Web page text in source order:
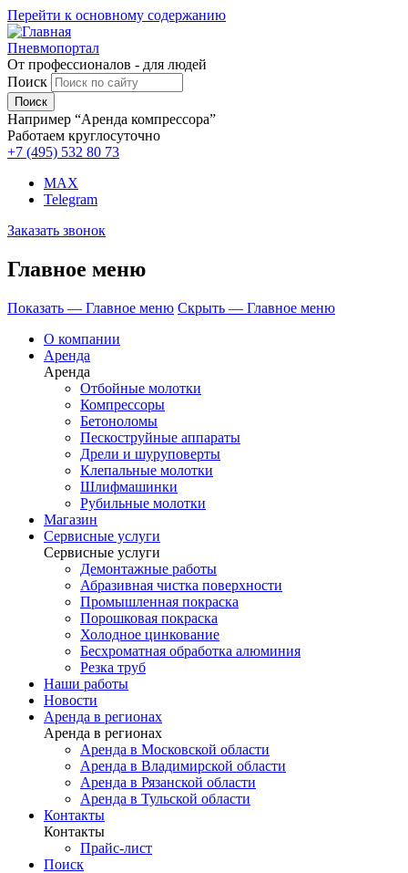
Перейти к основному содержанию
Пневмопортал
От профессионалов - для людей
Поиск
Например “Аренда компрессора”
Работаем круглосуточно
+7 (495) 532 80 73
MAX
Telegram
Заказать звонок
Главное меню
Показать — Главное меню Скрыть — Главное меню
О компании
Аренда
Аренда
Отбойные молотки
Компрессоры
Бетоноломы
Пескоструйные аппараты
Дрели и шуруповерты
Клепальные молотки
Шлифмашинки
Рубильные молотки
Магазин
Сервисные услуги
Сервисные услуги
Демонтажные работы
Абразивная чистка поверхности
Промышленная покраска
Порошковая покраска
Холодное цинкование
Бесхроматная обработка алюминия
Резка труб
Наши работы
Новости
Аренда в регионах
Аренда в регионах
Аренда в Московской области
Аренда в Владимирской области
Аренда в Рязанской области
Аренда в Тульской области
Контакты
Контакты
Прайс-лист
Поиск